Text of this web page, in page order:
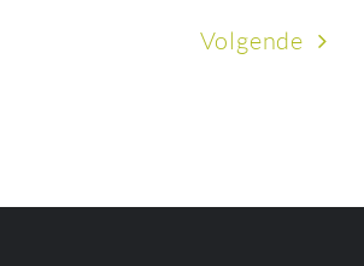
Volgende